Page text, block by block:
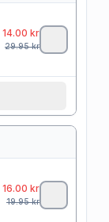
14.00 kr
29.95kr
16.00 kr
19.95kr